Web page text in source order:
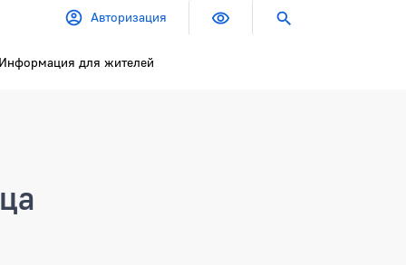
Авторизация
Информация для жителей